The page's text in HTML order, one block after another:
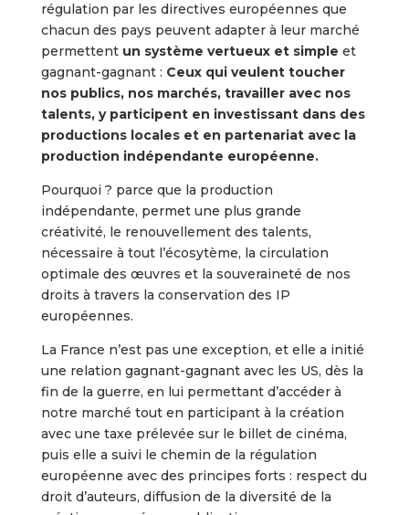
régulation par les directives européennes que
chacun des pays peuvent adapter à leur marché
permettent un système vertueux et simple et
gagnant-gagnant : Ceux qui veulent toucher
nos publics, nos marchés, travailler avec nos
talents, y participent en investissant dans des
productions locales et en partenariat avec la
production indépendante européenne.
Pourquoi ? parce que la production
indépendante, permet une plus grande
créativité, le renouvellement des talents,
nécessaire à tout l’écosytème, la circulation
optimale des œuvres et la souveraineté de nos
droits à travers la conservation des IP
européennes.
La France n’est pas une exception, et elle a initié
une relation gagnant-gagnant avec les US, dès la
fin de la guerre, en lui permettant d’accéder à
notre marché tout en participant à la création
avec une taxe prélevée sur le billet de cinéma,
puis elle a suivi le chemin de la régulation
européenne avec des principes forts : respect du
droit d’auteurs, diffusion de la diversité de la